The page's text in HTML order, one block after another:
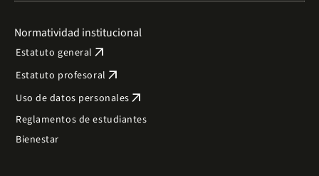
Normatividad institucional
Estatuto general arrow_outward
Estatuto profesoral arrow_outward
Uso de datos personales arrow_outward
Reglamentos de estudiantes
Bienestar